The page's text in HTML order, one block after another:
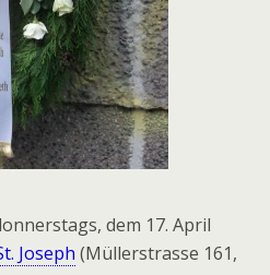
dem 17. April
Joseph (Müllerstrasse 161,